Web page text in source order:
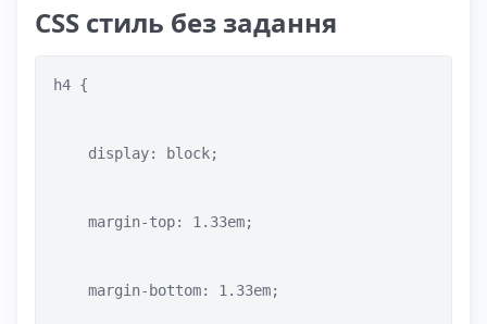
CSS стиль без задання
h4 {
    display: block;
    margin-top: 1.33em;
    margin-bottom: 1.33em;